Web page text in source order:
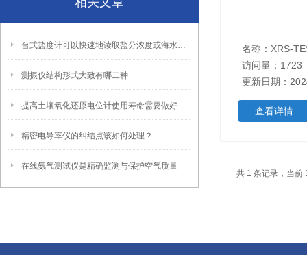
台式盐度计可以快速地读取盐分浓度或海水比重
测振仪结构形式大致有哪二种
提高土壤氧化还原电位计使用寿命需要做好哪些方面呢？
精密电导率仪的纠结点该如何处理？
在线氨气测试仪是精确监测与保护空气质量
访问量：1723
更新日期：
查看详情
共 1 条记录，当